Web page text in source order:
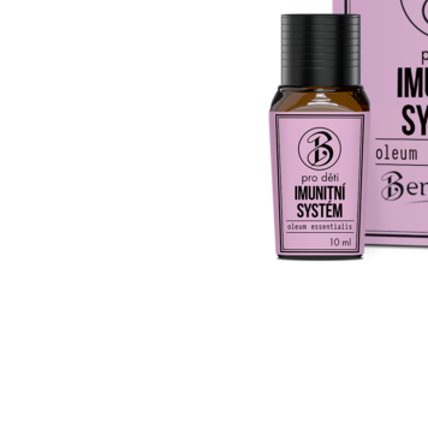
IMUNITNÍ SYSTÉM
PYLOVÁ SEZONA
DÝCHACÍ CESTY